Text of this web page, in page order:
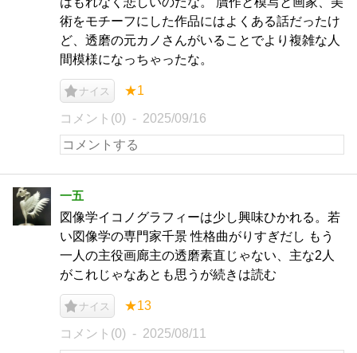
術をモチーフにした作品にはよくある話だったけ
ど、透磨の元カノさんがいることでより複雑な人
間模様になっちゃったな。
ナイス ★1
コメント(0) 2025/09/16
一五
図像学イコノグラフィーは少し興味ひかれる。若
い図像学の専門家千景 性格曲がりすぎだし もう
一人の主役画廊主の透磨素直じゃない、主な2人
がこれじゃなあとも思うが続きは読む
ナイス ★13
コメント(0) 2025/08/11